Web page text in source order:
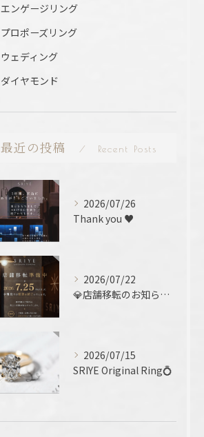
エンゲージリング
プロポーズリング
ウェディング
ダイヤモンド
最近の投稿 Recent Posts
2026/07/26
Thank you ♥️
2026/07/22
💎店舗移転のお知らせ 💎
2026/07/15
SRIYE Original Ring💍